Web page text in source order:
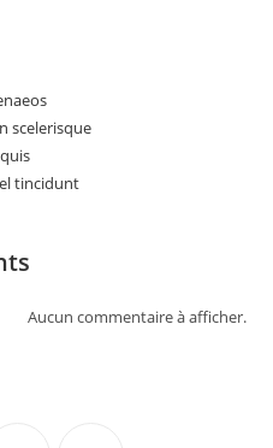
scelerisque
tincidunt
Aucun commentaire à afficher.